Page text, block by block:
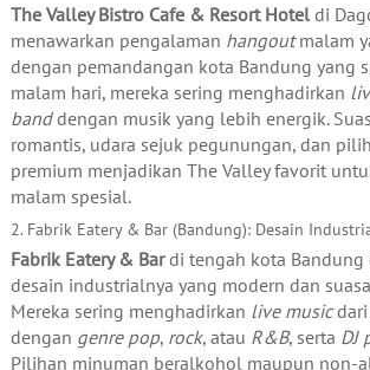
The Valley Bistro Cafe & Resort Hoteldi
menawarkan pengalaman hangoutmalam
dengan pemandangan kota Bandung yang
malam hari, mereka sering menghadirkan
banddengan musik yang lebih energik.
romantis, udara sejuk pegunungan, dan
premium menjadikan The Valley favorit
malam spesial.
2. Fabrik Eatery & Bar (Bandung): Desain
Fabrik Eatery & Bardi tengah kota Bandung
desain industrialnya yang modern dan
Mereka sering menghadirkan live musicdari
dengan genre pop, rock, atau R&B, serta DJ
Pilihan minuman beralkohol maupun non-